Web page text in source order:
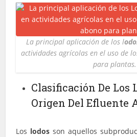
La principal aplicación de los l
actividades agrícolas en el uso de
para plantas.
Clasificación De Los
Origen Del Efluente
Los lodos son aquellos